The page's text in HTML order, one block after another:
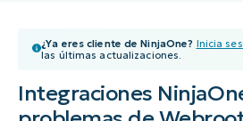
¿Ya eres cliente de NinjaOne? Inicia
las últimas actualizaciones.
Integraciones